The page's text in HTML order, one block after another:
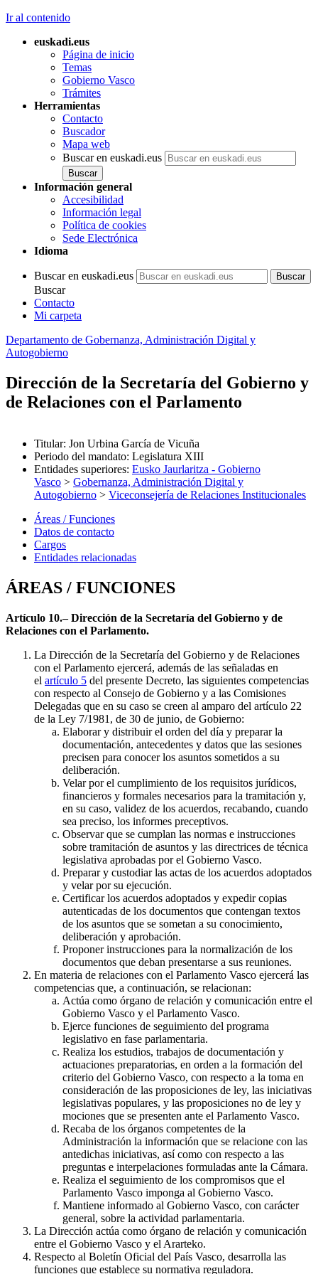
Ir al contenido
euskadi.eus
Página de inicio
Temas
Gobierno Vasco
Trámites
Herramientas
Contacto
Buscador
Mapa web
Buscar en euskadi.eus
Información general
Accesibilidad
Información legal
Política de cookies
Sede Electrónica
Idioma
Buscar en euskadi.eus
Buscar
Contacto
Mi carpeta
Departamento de Gobernanza, Administración Digital y
Autogobierno
Dirección de la Secretaría del Gobierno y
de Relaciones con el Parlamento
Titular: Jon Urbina García de Vicuña
Periodo del mandato: Legislatura XIII
Entidades superiores: Eusko Jaurlaritza - Gobierno
Vasco > Gobernanza, Administración Digital y
Autogobierno > Viceconsejería de Relaciones Institucionales
Áreas / Funciones
Datos de contacto
Cargos
Entidades relacionadas
ÁREAS / FUNCIONES
Artículo 10.– Dirección de la Secretaría del Gobierno y de
Relaciones con el Parlamento.
La Dirección de la Secretaría del Gobierno y de Relaciones
con el Parlamento ejercerá, además de las señaladas en
el artículo 5 del presente Decreto, las siguientes competencias
con respecto al Consejo de Gobierno y a las Comisiones
Delegadas que en su caso se creen al amparo del artículo 22
de la Ley 7/1981, de 30 de junio, de Gobierno:
Elaborar y distribuir el orden del día y preparar la
documentación, antecedentes y datos que las sesiones
precisen para conocer los asuntos sometidos a su
deliberación.
Velar por el cumplimiento de los requisitos jurídicos,
financieros y formales necesarios para la tramitación y,
en su caso, validez de los acuerdos, recabando, cuando
sea preciso, los informes preceptivos.
Observar que se cumplan las normas e instrucciones
sobre tramitación de asuntos y las directrices de técnica
legislativa aprobadas por el Gobierno Vasco.
Preparar y custodiar las actas de los acuerdos adoptados
y velar por su ejecución.
Certificar los acuerdos adoptados y expedir copias
autenticadas de los documentos que contengan textos
de los asuntos que se sometan a su conocimiento,
deliberación y aprobación.
Proponer instrucciones para la normalización de los
documentos que deban presentarse a sus reuniones.
En materia de relaciones con el Parlamento Vasco ejercerá las
competencias que, a continuación, se relacionan:
Actúa como órgano de relación y comunicación entre el
Gobierno Vasco y el Parlamento Vasco.
Ejerce funciones de seguimiento del programa
legislativo en fase parlamentaria.
Realiza los estudios, trabajos de documentación y
actuaciones preparatorias, en orden a la formación del
criterio del Gobierno Vasco, con respecto a la toma en
consideración de las proposiciones de ley, las iniciativas
legislativas populares, y las proposiciones no de ley y
mociones que se presenten ante el Parlamento Vasco.
Recaba de los órganos competentes de la
Administración la información que se relacione con las
antedichas iniciativas, así como con respecto a las
preguntas e interpelaciones formuladas ante la Cámara.
Realiza el seguimiento de los compromisos que el
Parlamento Vasco imponga al Gobierno Vasco.
Mantiene informado al Gobierno Vasco, con carácter
general, sobre la actividad parlamentaria.
La Dirección actúa como órgano de relación y comunicación
entre el Gobierno Vasco y el Ararteko.
Respecto al Boletín Oficial del País Vasco, desarrolla las
funciones que establece su normativa reguladora.